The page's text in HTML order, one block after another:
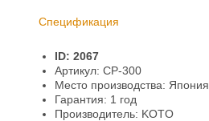
Спецификация
Гарантии и возврат
Информация
ID: 2067
Артикул: CP-300
Место производства: Япония
Гарантия: 1 год
Производитель: KOTO